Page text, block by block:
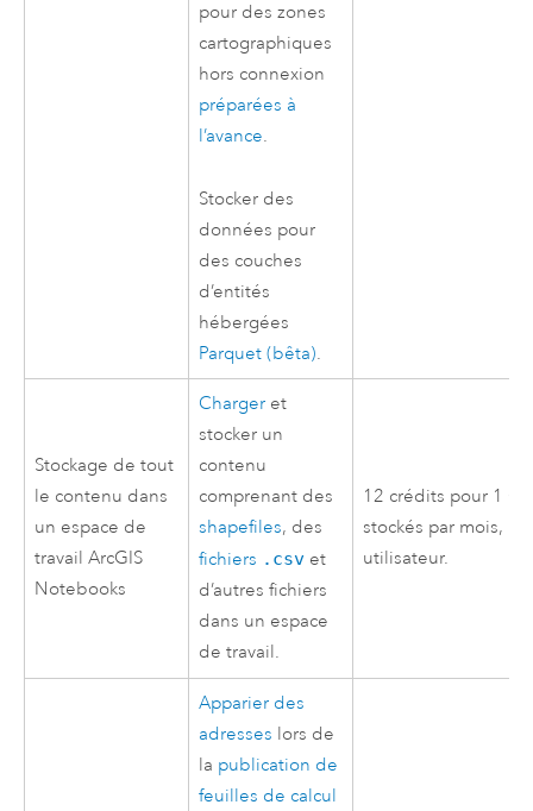
pour des zones
cartographiques
hors connexion
préparées à
l’avance.
Stocker des
données pour
des couches
d’entités
hébergées
Parquet (bêta).
Stockage de tout
le contenu dans
un espace de
travailArcGIS
Notebooks
Charger et
stocker un
contenu
comprenant des
shapefiles, des
fichiers .csv et
d’autres fichiers
dans un espace
de travail.
12 crédits pour 1 Go
stockés par mois,
utilisateur.
Apparier des
adresses lors de
la publication de
feuilles de calcul